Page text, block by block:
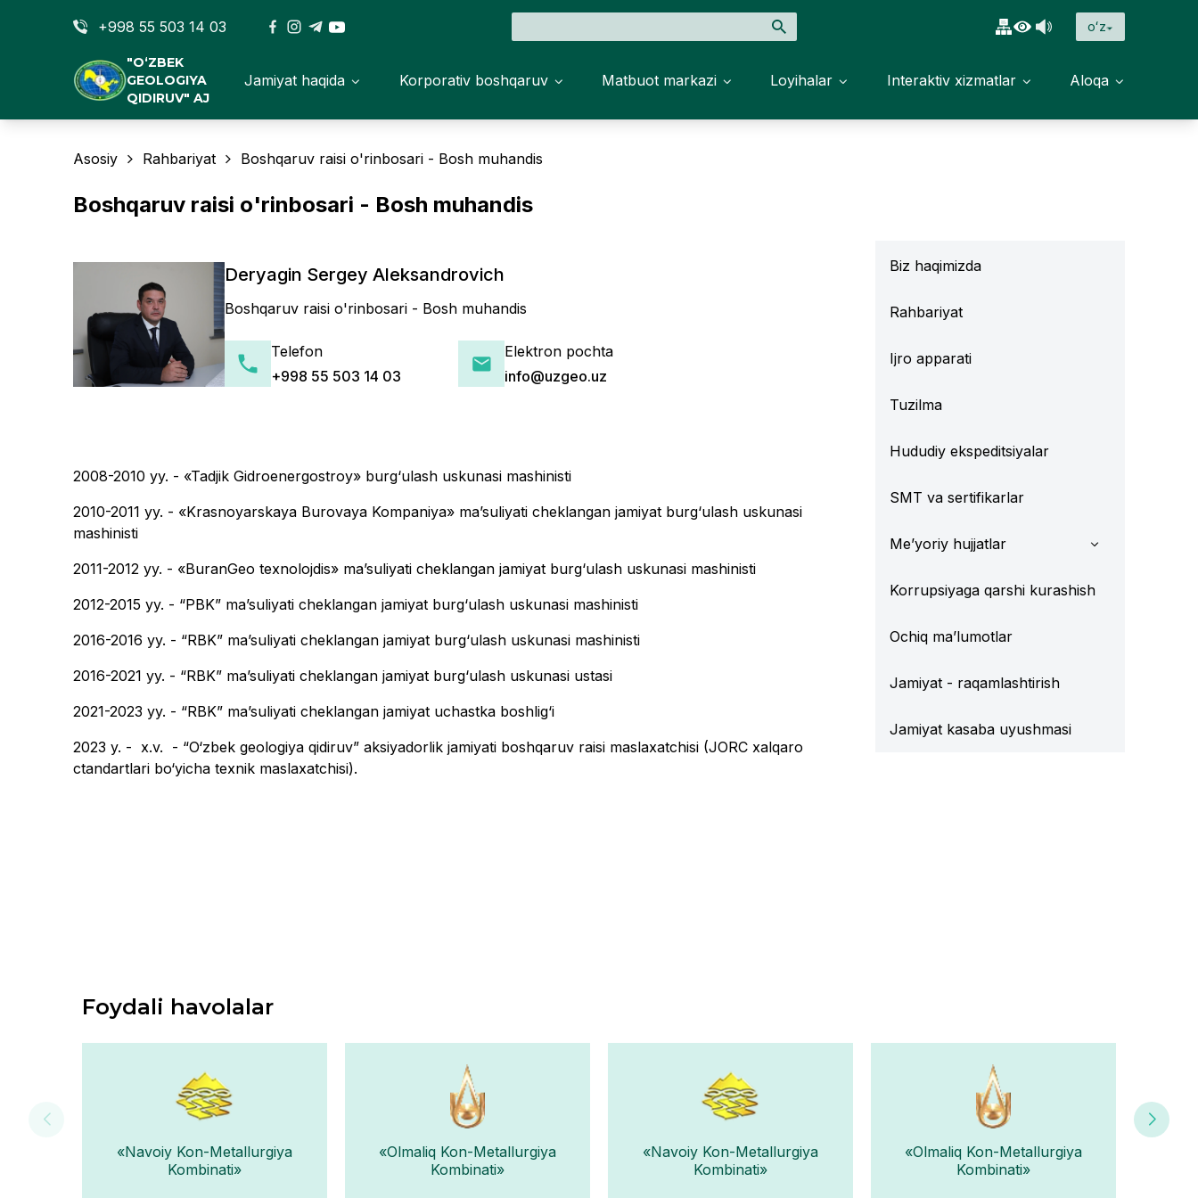
+998 55 503 14 03 oʻz
"O‘ZBEK
GEOLOGIYA
QIDIRUV" AJ
Jamiyat haqida Korporativ boshqaruv Matbuot markazi Loyihalar Interaktiv xizmatlar Aloqa
Asosiy Rahbariyat Boshqaruv raisi o'rinbosari - Bosh muhandis
Boshqaruv raisi o'rinbosari - Bosh muhandis
Deryagin Sergey Aleksandrovich
Boshqaruv raisi o'rinbosari - Bosh muhandis
Telefon
+998 55 503 14 03
Elektron pochta
info@uzgeo.uz
2008-2010 yy. - «Tadjik Gidroenergostroy» burg‘ulash uskunasi mashinisti
2010-2011 yy. - «Krasnoyarskaya Burovaya Kompaniya» maʼsuliyati cheklangan jamiyat burg‘ulash uskunasi
mashinisti
2011-2012 yy. - «BuranGeo texnolojdis» maʼsuliyati cheklangan jamiyat burg‘ulash uskunasi mashinisti
2012-2015 yy. - “PBK” maʼsuliyati cheklangan jamiyat burg‘ulash uskunasi mashinisti
2016-2016 yy. - “RBK” maʼsuliyati cheklangan jamiyat burg‘ulash uskunasi mashinisti
2016-2021 yy. - “RBK” maʼsuliyati cheklangan jamiyat burg‘ulash uskunasi ustasi
2021-2023 yy. - “RBK” maʼsuliyati cheklangan jamiyat uchastka boshlig‘i
2023 y. - x.v. - “O‘zbek geologiya qidiruv” aksiyadorlik jamiyati boshqaruv raisi maslaxatchisi (JORC xalqaro
ctandartlari bo‘yicha texnik maslaxatchisi).
Biz haqimizda
Rahbariyat
Ijro apparati
Tuzilma
Hududiy ekspeditsiyalar
SMT va sertifikarlar
Me’yoriy hujjatlar
Korrupsiyaga qarshi kurashish
Ochiq ma’lumotlar
Jamiyat - raqamlashtirish
Jamiyat kasaba uyushmasi
Foydali havolalar
«Navoiy Kon-Metallurgiya
Kombinati»
«Olmaliq Kon-Metallurgiya
Kombinati»
«Navoiy Kon-Metallurgiya
Kombinati»
«Olmaliq Kon-Metallurgiya
Kombinati»